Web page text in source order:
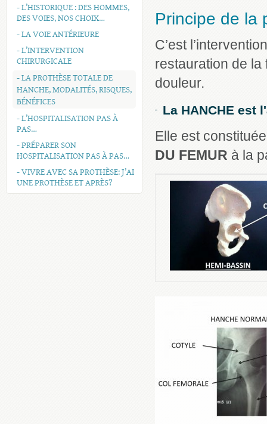
- L’HISTORIQUE : DES HOMMES,
DES VOIES, NOS CHOIX…
- LA VOIE ANTÉRIEURE
- L’INTERVENTION
CHIRURGICALE
- LA PROTHÈSE TOTALE DE
HANCHE, MODALITÉS, RISQUES,
BÉNÉFICES
- L’HOSPITALISATION PAS À
PAS…
- PRÉPARER SON
HOSPITALISATION PAS À PAS…
- VIVRE AVEC SA PROTHÈSE: J’AI
UNE PROTHÈSE ET APRÈS?
Principe de la
C’est
restauration de la
douleur.
La HANCHE est
Elle est
DU FEMUR à la